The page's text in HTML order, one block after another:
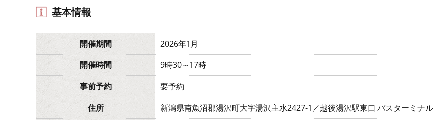
基本情報
開催期間
2026年1月
開催時間
9時30～17時
事前予約
要予約
住所
新潟県南魚沼郡湯沢町大字湯沢主水2427-1／越後湯沢駅東口 バスターミナル